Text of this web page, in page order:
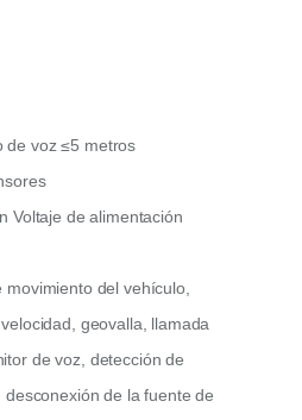
de voz ≤5 metros
Voltaje de alimentación
movimiento del vehículo,
geovalla, llamada
de voz, detección de
de la fuente de